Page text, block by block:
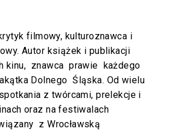
filmowy, kulturoznawca i
Autor książek i publikacji
kinu, znawca prawie każdego
Dolnego Śląska. Od wielu
z twórcami, prelekcje i
oraz na festiwalach
z Wrocławską